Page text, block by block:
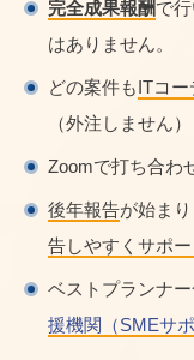
完全成果報酬で
はありません。
どの案件もITコ
（外注しません）
Zoomで打ち合わ
後年報告が始ま
告しやすくサポー
ベストプランナ
援機関（SMEサポ